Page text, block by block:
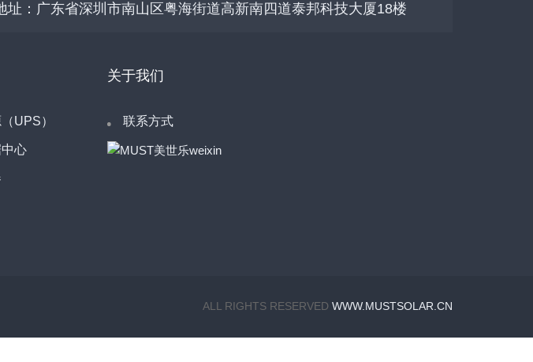
址：广东省深圳市南山区粤海街道高新南四道泰邦科技大厦18楼
UPS）
心
关于我们
联系方式
ALL RIGHTS RESERVED WWW.MUSTSOLAR.CN